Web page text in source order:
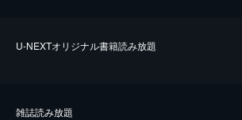
U-NEXTオリジナル書籍読み放題
雑誌読み放題